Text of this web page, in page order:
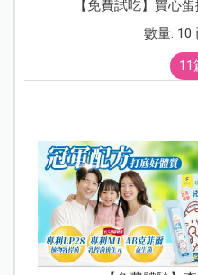
【免費試吃】實心
數量: 10
11